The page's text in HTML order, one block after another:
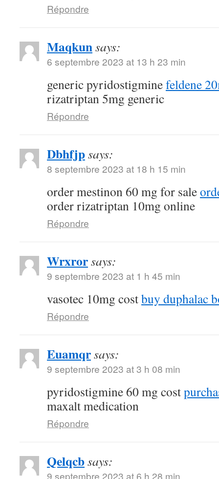
Répondre
Maqkunsays:
6 septembre 2023 at 13 h 23 min
generic pyridostigminefeldene
rizatriptan 5mg generic
Répondre
Dbhfjpsays:
8 septembre 2023 at 18 h 15 min
order mestinon 60 mg for sale
order rizatriptan 10mg online
Répondre
Wrxrorsays:
9 septembre 2023 at 1 h 45 min
vasotec 10mg costbuy duphalac
Répondre
Euamqrsays:
9 septembre 2023 at 3 h 08 min
pyridostigmine 60 mg cost
maxalt medication
Répondre
Qelqcbsays:
9 septembre 2023 at 6 h 28 min